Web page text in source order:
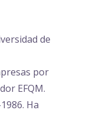
de
por
EFQM.
Ha